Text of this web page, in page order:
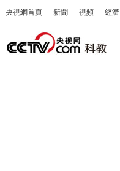
央視網首頁 新聞 視頻 經濟